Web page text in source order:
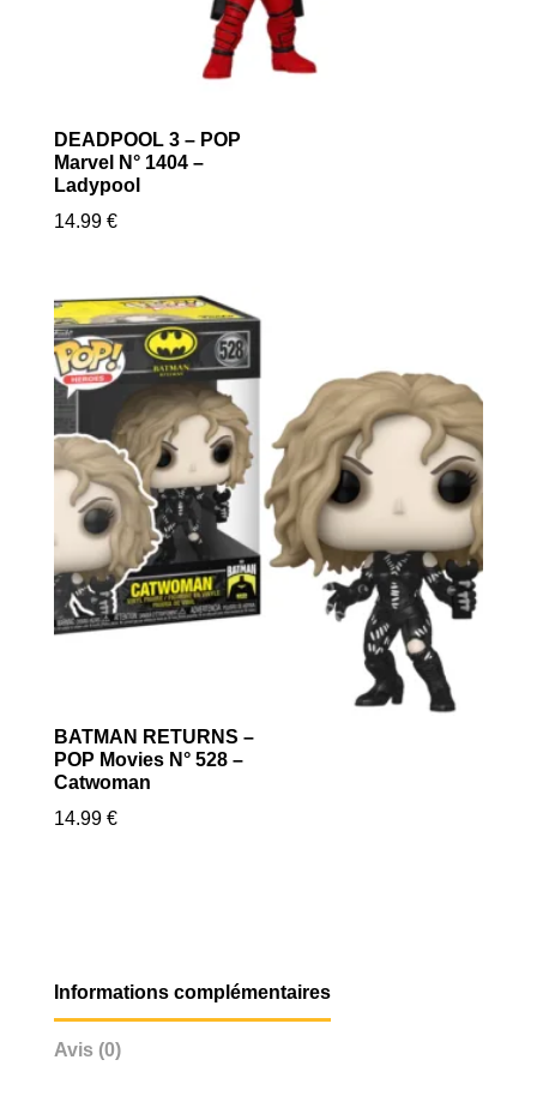
DEADPOOL 3 – POP
Marvel N° 1404 –
Ladypool
14.99 €
BATMAN RETURNS –
POP Movies N° 528 –
Catwoman
14.99 €
Informations complémentaires
Avis (0)